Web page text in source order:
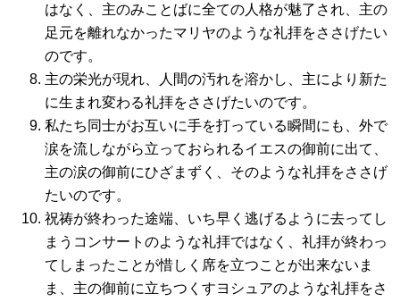
はなく、主のみことばに全ての人格が魅了され、主の
足元を離れなかったマリヤのような礼拝をささげたい
のです。
主の栄光が現れ、人間の汚れを溶かし、主により新た
に生まれ変わる礼拝をささげたいのです。
私たち同士がお互いに手を打っている瞬間にも、外で
涙を流しながら立っておられるイエスの御前に出て、
主の涙の御前にひざまずく、そのような礼拝をささげ
たいのです。
祝祷が終わった途端、いち早く逃げるように去ってし
まうコンサートのような礼拝ではなく、礼拝が終わっ
てしまったことが惜しく席を立つことが出来ないま
ま、主の御前に立ちつくすヨシュアのような礼拝をさ